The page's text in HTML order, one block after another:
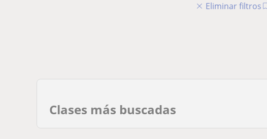
Eliminar filtros
Clases más buscadas